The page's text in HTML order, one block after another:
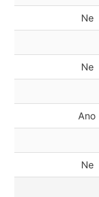
Ne
Ne
Ano
Ne